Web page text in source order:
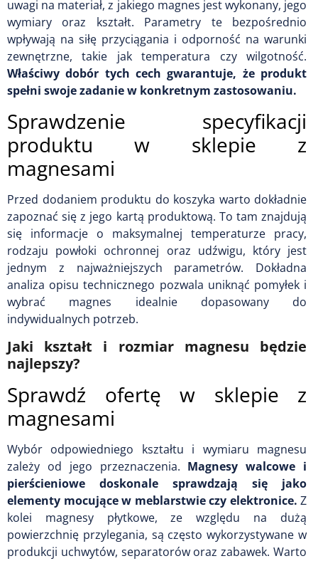
uwagi na materiał, z jakiego magnes jest wykonany, jego
wymiary oraz kształt. Parametry te bezpośrednio
wpływają na siłę przyciągania i odporność na warunki
zewnętrzne, takie jak temperatura czy wilgotność.
Właściwy dobór tych cech gwarantuje, że produkt
spełni swoje zadanie w konkretnym zastosowaniu.
Sprawdzenie specyfikacji
produktu w sklepie z
magnesami
Przed dodaniem produktu do koszyka warto dokładnie
zapoznać się z jego kartą produktową. To tam znajdują
się informacje o maksymalnej temperaturze pracy,
rodzaju powłoki ochronnej oraz udźwigu, który jest
jednym z najważniejszych parametrów. Dokładna
analiza opisu technicznego pozwala uniknąć pomyłek i
wybrać magnes idealnie dopasowany do
indywidualnych potrzeb.
Jaki kształt i rozmiar magnesu będzie
najlepszy?
Sprawdź ofertę w sklepie z
magnesami
Wybór odpowiedniego kształtu i wymiaru magnesu
zależy od jego przeznaczenia. Magnesy walcowe i
pierścieniowe doskonale sprawdzają się jako
elementy mocujące w meblarstwie czy elektronice. Z
kolei magnesy płytkowe, ze względu na dużą
powierzchnię przylegania, są często wykorzystywane w
produkcji uchwytów, separatorów oraz zabawek. Warto